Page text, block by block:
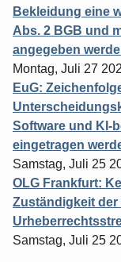
Bekleidung eine
Abs. 2 BGB und
angegeben
Montag, Juli 27
EuG:
Software und KI-
eingetragen
Samstag, Juli 25
OLG Frankfurt:
Zuständigkeit
Samstag, Juli 25